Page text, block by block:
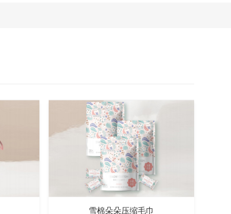
雪棉朵朵压缩毛巾